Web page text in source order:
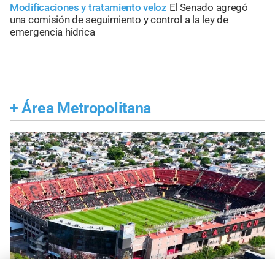
Modificaciones y tratamiento veloz El Senado agregó
una comisión de seguimiento y control a la ley de
emergencia hídrica
+ Área Metropolitana